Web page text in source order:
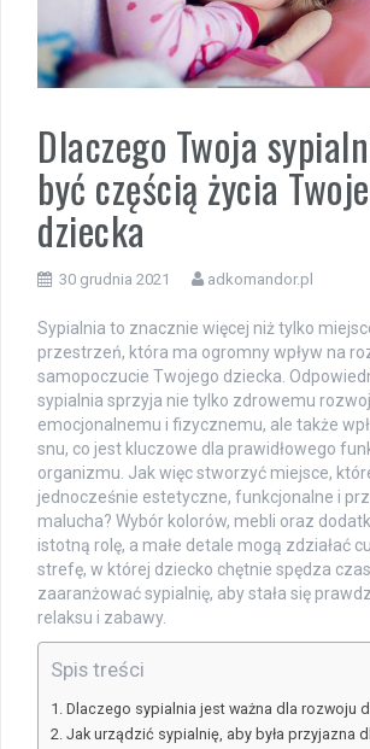
Dlaczego Twoja
być częścią życia
dziecka
30 grudnia 2021 adkomandor.pl
Sypialnia to znacznie więcej niż tylko
przestrzeń, która ma ogromny wpływ na
samopoczucie Twojego dziecka.
sypialnia sprzyja nie tylko zdrowemu
emocjonalnemu i fizycznemu, ale także
snu, co jest kluczowe dla prawidłowego
organizmu. Jak więc stworzyć miejsce,
jednocześnie estetyczne, funkcjonalne i
malucha? Wybór kolorów, mebli oraz
istotną rolę, a małe detale mogą zdziałać
strefę, w której dziecko chętnie spędza
zaaranżować sypialnię, aby stała się
relaksu i zabawy.
Spis treści
Dlaczego sypialnia jest ważna dla rozwoju
Jak urządzić sypialnię, aby była przyjazna